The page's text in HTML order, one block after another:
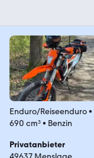
Enduro/Reiseenduro•
690 cm³• Benzin
Privatanbieter